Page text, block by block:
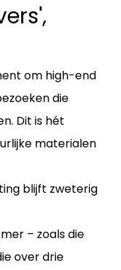
om high-end
die
Dit is hét
materialen
blijft zweterig
– zoals die
over drie